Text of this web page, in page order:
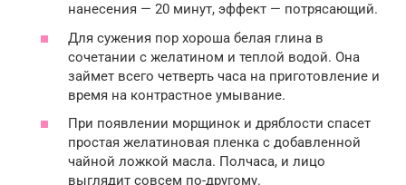
нанесения — 20 минут, эффект — потрясающий.
Для сужения пор хороша белая глина в
сочетании с желатином и теплой водой. Она
займет всего четверть часа на приготовление и
время на контрастное умывание.
При появлении морщинок и дряблости спасет
простая желатиновая пленка с добавленной
чайной ложкой масла. Полчаса, и лицо
выглядит совсем по-другому.